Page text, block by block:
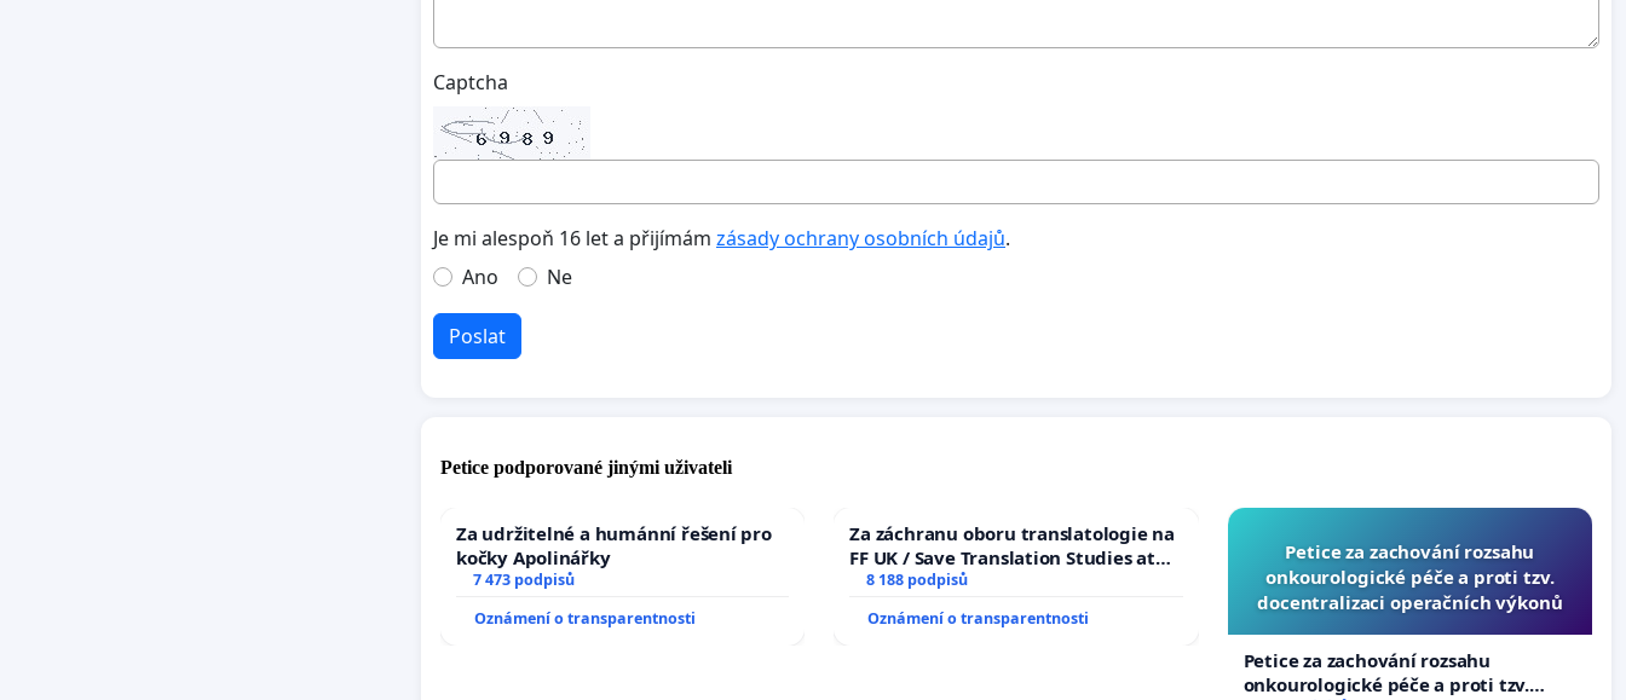
Captcha
Je mi alespoň 16 let a přijímám zásady ochrany osobních údajů.
Ano
Ne
Poslat
Petice podporované jinými uživateli
Za udržitelné a humánní řešení pro
kočky Apolinářky
7 473 podpisů
Oznámení o transparentnosti
Za záchranu oboru translatologie na
FF UK / Save Translation Studies at
the Faculty of Arts, Charles
8 188 podpisů
Oznámení o transparentnosti
Petice za zachování rozsahu
onkourologické péče a proti tzv.
docentralizaci operačních výkonů
Petice za zachování rozsahu
onkourologické péče a proti tzv.